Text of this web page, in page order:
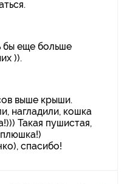
бы еще больше
)).
выше крыши.
нагладили, кошка
Такая пушистая,
спасибо!